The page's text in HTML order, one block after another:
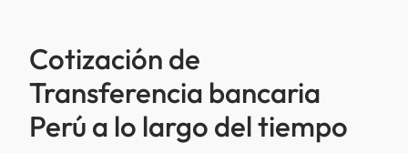
Cotización de
Transferencia bancaria
Perú a lo largo del tiempo